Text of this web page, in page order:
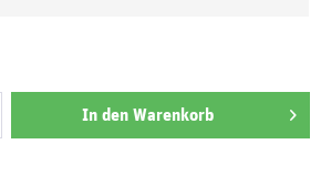
In den Warenkorb